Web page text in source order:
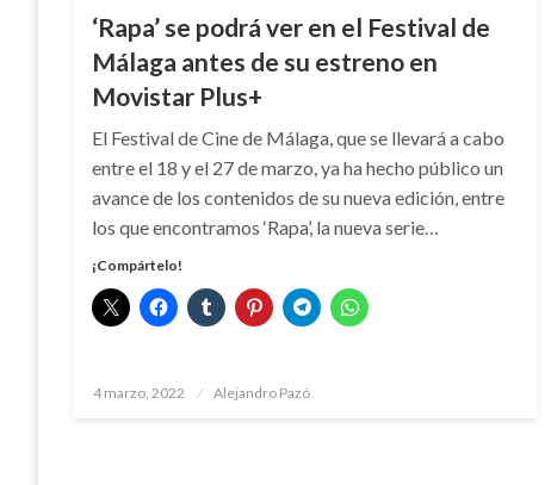
‘Rapa’ se podrá ver en el Festival de
Málaga antes de su estreno en
Movistar Plus+
El Festival de Cine de Málaga, que se llevará a cabo
entre el 18 y el 27 de marzo, ya ha hecho público un
avance de los contenidos de su nueva edición, entre
los que encontramos ‘Rapa’, la nueva serie…
¡Compártelo!
Publicado
4 marzo, 2022 Alejandro Pazó